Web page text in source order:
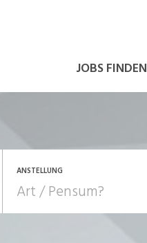
JOBS FINDEN
ANSTELLUNG